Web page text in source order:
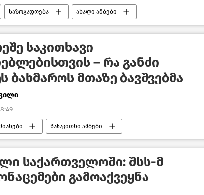
საზოგადოება ახალი ამბები
მეურნეობა საქართველო
საკითხავი
– რა განძი
ბახმაროს მთაზე ბავშვებმა
წასაკითხი ამბები
მასწავლებლებს
საქართველოში: შსს-მ
გამოაქვეყნა